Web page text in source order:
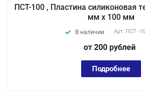
ПСТ-100 , Пластина силиконовая
мм х 100 мм
В наличии Арт. ПСТ -
от 200 рублей
Подробнее